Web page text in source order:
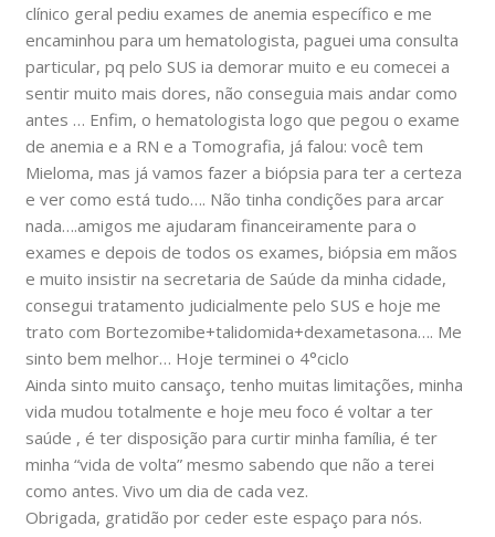
clínico geral pediu exames de anemia específico e me
encaminhou para um hematologista, paguei uma consulta
particular, pq pelo SUS ia demorar muito e eu comecei a
sentir muito mais dores, não conseguia mais andar como
antes … Enfim, o hematologista logo que pegou o exame
de anemia e a RN e a Tomografia, já falou: você tem
Mieloma, mas já vamos fazer a biópsia para ter a certeza
e ver como está tudo…. Não tinha condições para arcar
nada….amigos me ajudaram financeiramente para o
exames e depois de todos os exames, biópsia em mãos
e muito insistir na secretaria de Saúde da minha cidade,
consegui tratamento judicialmente pelo SUS e hoje me
trato com Bortezomibe+talidomida+dexametasona…. Me
sinto bem melhor… Hoje terminei o 4°ciclo
Ainda sinto muito cansaço, tenho muitas limitações, minha
vida mudou totalmente e hoje meu foco é voltar a ter
saúde , é ter disposição para curtir minha família, é ter
minha “vida de volta” mesmo sabendo que não a terei
como antes. Vivo um dia de cada vez.
Obrigada, gratidão por ceder este espaço para nós.